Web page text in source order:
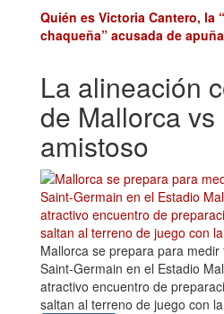
Quién es Victoria Cantero, la
chaqueña” acusada de
La alineación
de Mallorca vs
amistoso
Mallorca se prepara para
Saint-Germain en el Estadio
atractivo encuentro de
saltan al terreno de juego con